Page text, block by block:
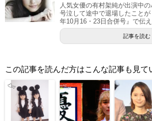
人気女優の有村架純が出演中
号泣して途中で退場したこと
年10月16・23日合併号』で伝
記事を読む
この記事を読んだ方はこんな記事も見て